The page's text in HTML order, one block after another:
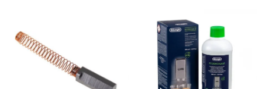
Drone si Accesorii
Home Cinema & Audio
Playere, Boxe & Casti
Telescoape & Optica